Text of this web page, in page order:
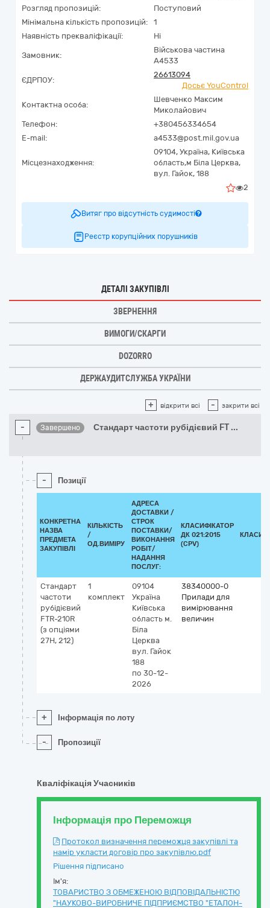
Розгляд пропозицій:
Поступовий
Мінімальна кількість пропозицій:
1
Наявність прекваліфікації:
Ні
Замовник:
Військова частина
А4533
ЄДРПОУ:
26613094
Досьє YouControl
Контактна особа:
Шевченко Максим
Миколайович
Телефон:
+380456334654
E-mail:
a4533@post.mil.gov.ua
Місцезнаходження:
09104, Україна, Київська
область,м Біла Церква,
вул. Гайок, 188
2
Витяг про відсутність судимості
Реєстр корупційних порушників
ДЕТАЛІ ЗАКУПІВЛІ
ЗВЕРНЕННЯ
ВИМОГИ/СКАРГИ
DOZORRO
ДЕРЖАУДИТСЛУЖБА УКРАЇНИ
+ відкрити всі - закрити всі
- Завершено Стандарт частоти рубідієвий FT ...
- Позиції
КОНКРЕТНА
НАЗВА
ПРЕДМЕТА
ЗАКУПІВЛІ
КІЛЬКІСТЬ
/
ОД.ВИМІРУ
АДРЕСА
ДОСТАВКИ /
СТРОК
ПОСТАВКИ/
ВИКОНАННЯ
РОБІТ/
НАДАННЯ
ПОСЛУГ:
КЛАСИФІКАТОР
ДК 021:2015
(CPV)
Стандарт
частоти
рубідієвий
FTR-210R
(з опціями
27Н, 212)
1
комплект
09104
Україна
Київська
область м.
Біла
Церква
вул. Гайок
188
по 30-12-
2026
38340000-0
Прилади для
вимірювання
величин
+ Інформація по лоту
- Пропозиції
Кваліфікація Учасників
Інформація про Переможця
Протокол визначення переможця закупівлі та
намір укласти договір про закупівлю.pdf
Рішення підписано
Ім'я:
ТОВАРИСТВО З ОБМЕЖЕНОЮ ВIДПОВIДАЛЬНIСТЮ
"НАУКОВО-ВИРОБНИЧЕ ПІДПРИЄМСТВО "ЕТАЛОН-